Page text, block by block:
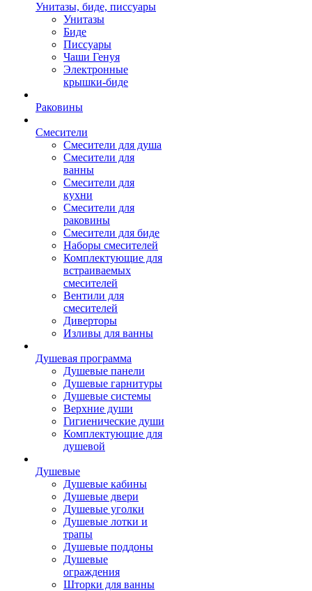
Унитазы, биде, писсуары
Унитазы
Биде
Писсуары
Чаши Генуя
Электронные
крышки-биде
Раковины
Смесители
Смесители для душа
Смесители для
ванны
Смесители для
кухни
Смесители для
раковины
Смесители для биде
Наборы смесителей
Комплектующие для
встраиваемых
смесителей
Вентили для
смесителей
Диверторы
Изливы для ванны
Душевая программа
Душевые панели
Душевые гарнитуры
Душевые системы
Верхние души
Гигиенические души
Комплектующие для
душевой
Душевые
Душевые кабины
Душевые двери
Душевые уголки
Душевые лотки и
трапы
Душевые поддоны
Душевые
ограждения
Шторки для ванны